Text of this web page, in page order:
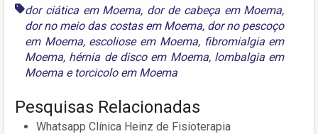
dor ciática em Moema, dor de cabeça em Moema,
dor no meio das costas em Moema, dor no pescoço
em Moema, escoliose em Moema, fibromialgia em
Moema, hérnia de disco em Moema, lombalgia em
Moema e torcicolo em Moema
Pesquisas Relacionadas
Whatsapp Clínica Heinz de Fisioterapia